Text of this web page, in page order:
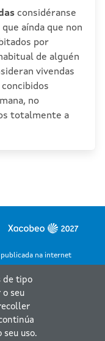
considéranse
aínda que non
por
de alguén
vivendas
no
totalmente a
na internet
de tipo
seu
seu uso.